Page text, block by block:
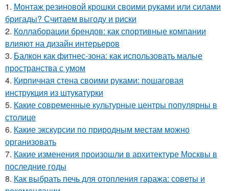
1. Монтаж резиновой крошки своими руками или силами
бригады? Считаем выгоду и риски
2. Коллаборации брендов: как спортивные компании
влияют на дизайн интерьеров
3. Балкон как фитнес-зона: как использовать малые
пространства с умом
4. Кирпичная стена своими руками: пошаговая
инструкция из штукатурки
5. Какие современные культурные центры популярны в
столице
6. Какие экскурсии по природным местам можно
организовать
7. Какие изменения произошли в архитектуре Москвы в
последние годы
8. Как выбрать печь для отопления гаража: советы и